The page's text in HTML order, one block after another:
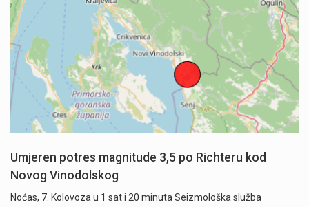
Umjeren potres magnitude 3,5 po Richteru kod
Novog Vinodolskog
Noćas, 7. Kolovoza u 1 sat i 20 minuta Seizmološka služba